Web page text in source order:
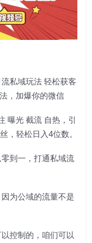
私域玩法 轻松获客
，加爆你的微信
曝光 截流 自热，引
，轻松日入4位数。
到一，打通私域流
为公域的流量不是
控制的，咱们可以